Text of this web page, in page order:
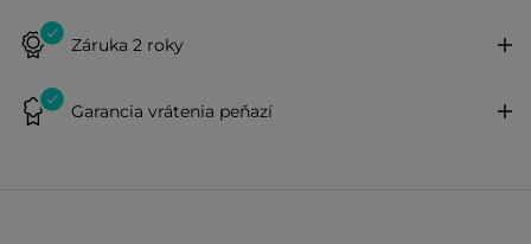
Záruka 2 roky
Garancia vrátenia peňazí